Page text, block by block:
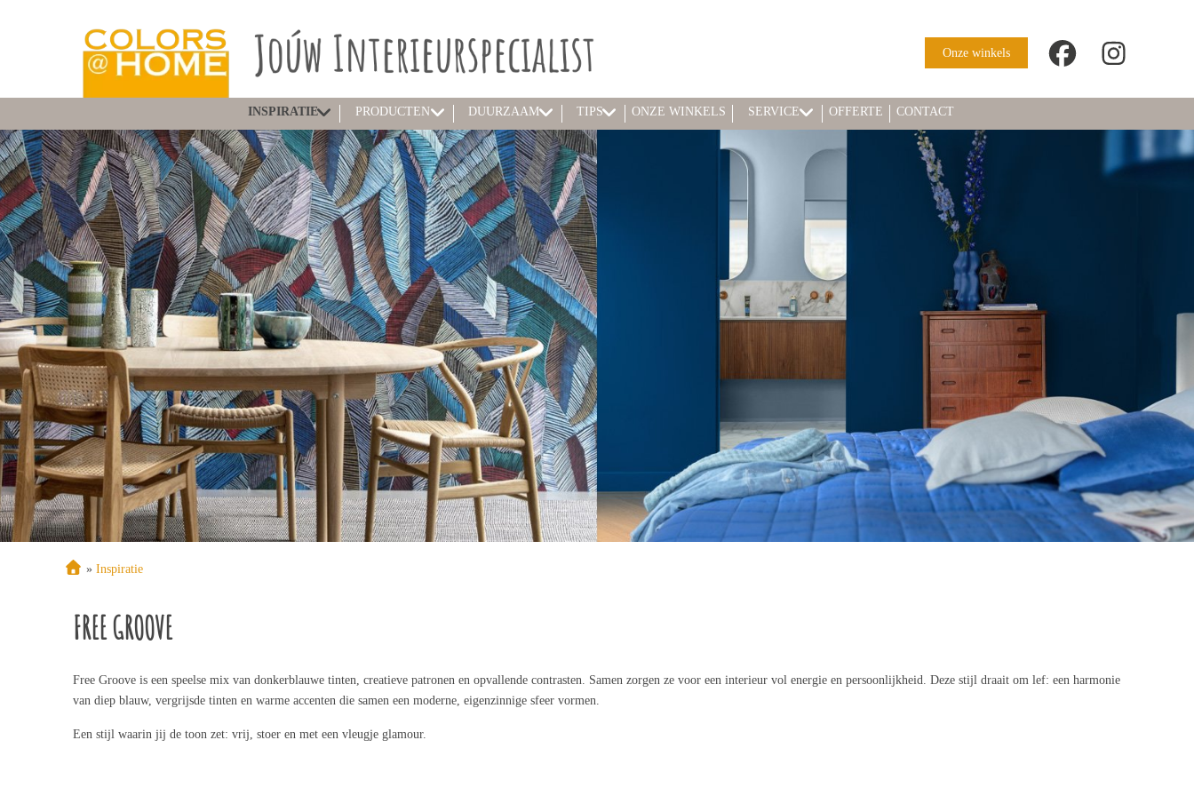
Onze winkels
INSPIRATIE PRODUCTEN DUURZAAM TIPS ONZE WINKELS SERVICE OFFERTE CONTACT
» Inspiratie
FREE GROOVE
Free Groove is een speelse mix van donkerblauwe tinten, creatieve patronen en opvallende contrasten. Samen zorgen ze voor een interieur vol energie en persoonlijkheid. Deze stijl draait om lef: een harmonie
van diep blauw, vergrijsde tinten en warme accenten die samen een moderne, eigenzinnige sfeer vormen.
Een stijl waarin jij de toon zet: vrij, stoer en met een vleugje glamour.